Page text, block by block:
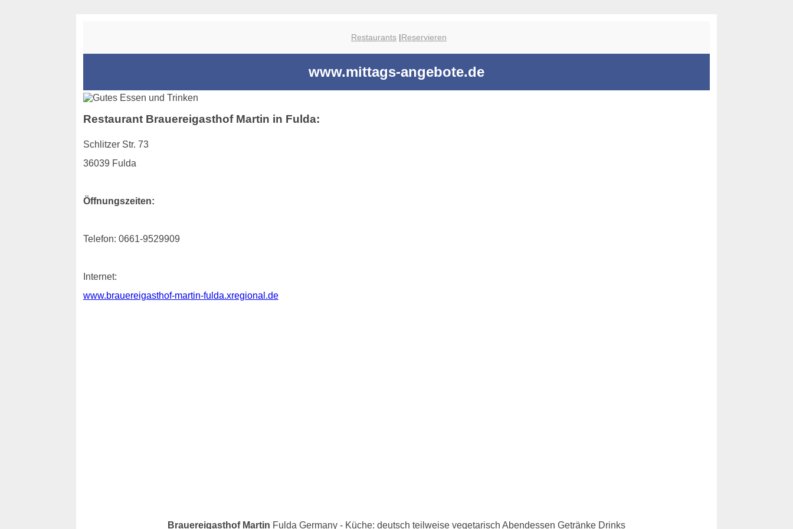
Restaurants|Reservieren
www.mittags-angebote.de
Restaurant Brauereigasthof Martin in Fulda:
Schlitzer Str. 73
36039 Fulda
Öffnungszeiten:
Telefon: 0661-9529909
Internet:
www.brauereigasthof-martin-fulda.xregional.de
Brauereigasthof Martin Fulda Germany - Küche: deutsch teilweise vegetarisch Abendessen Getränke Drinks